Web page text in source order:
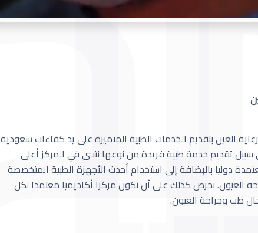
العين بتقديم الخدمات الطبية المتميزة على يد كفاءات سعودية
سبيل تقديم خدمة طبية فريدة من نوعها نتبنى في المركز أعلى
دوليا بالإضافة إلى استخدام أحدث الأجهزة الطبية المتخصصة
العيون. نحرص كذلك على أن نكون مركزا أكاديميا معتمدا لكل
طب وجراحة العيون.